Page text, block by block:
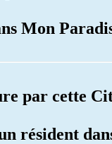
Mon
par cette
résident